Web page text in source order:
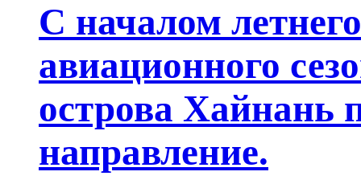
С началом
авиационного
острова Хайнань
направление.